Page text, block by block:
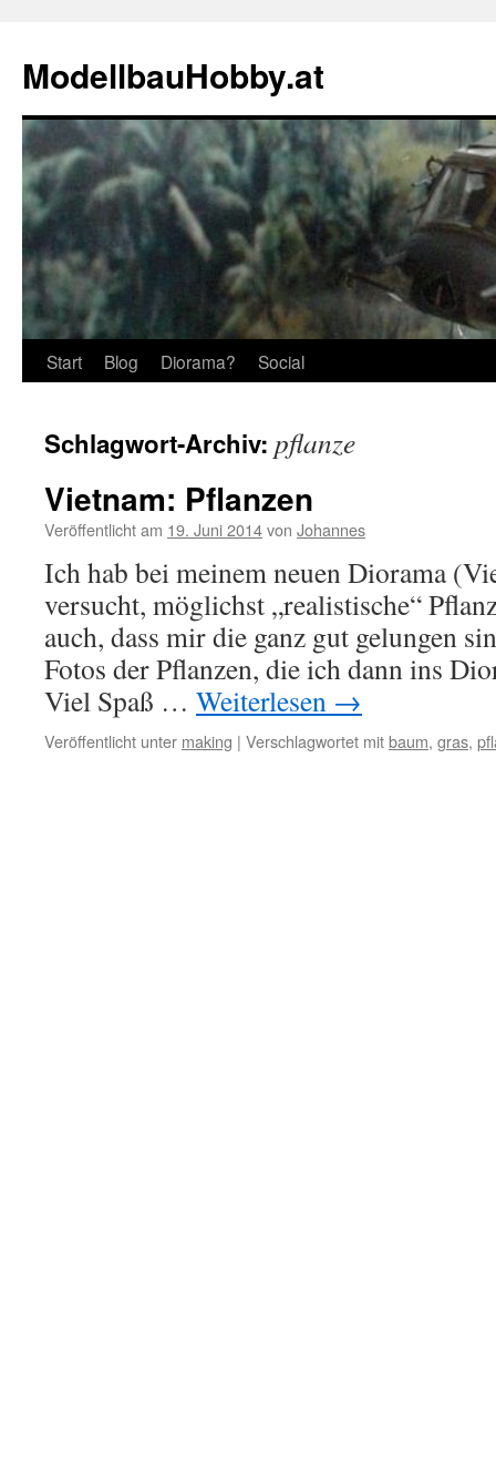
springen
ModellbauHobby.at
Start Blog Diorama? Social
Schlagwort-Archiv: pflanze
Vietnam: Pflanzen
Veröffentlicht am 19. Juni 2014von Johannes
Ich hab bei meinem neuen Diorama
versucht, möglichst „realistische“
auch, dass mir die ganz gut gelungen
Fotos der Pflanzen, die ich dann ins
Viel Spaß … Weiterlesen →
Veröffentlicht unter making | Verschlagwortet mitbaum, gras,